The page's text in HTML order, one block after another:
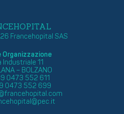
Francehopital SAS
Organizzazione
Industriale 11
– BOLZANO
0473 552 611
0473 552 699